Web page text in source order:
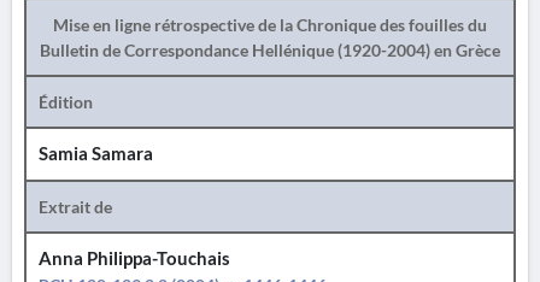
Mise en ligne rétrospective de la Chronique des fouilles du
Bulletin de Correspondance Hellénique (1920-2004) en Grèce
Édition
Samia Samara
Extrait de
Anna Philippa-Touchais